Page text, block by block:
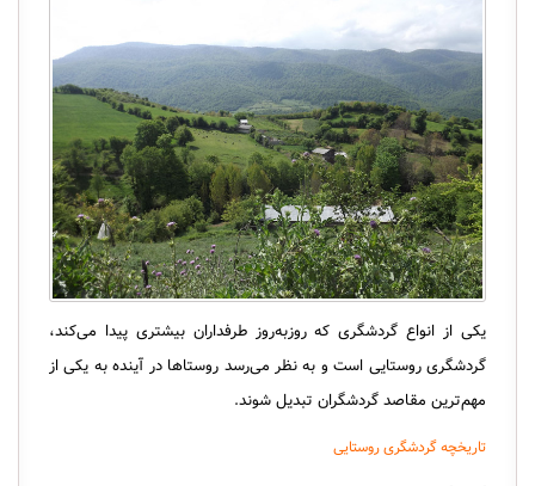
یکی از انواع گردشگری که روزبه‌روز طرفداران بیشتری پیدا می‌کند،
گردشگری روستایی است و به نظر می‌رسد روستاها در آینده به یکی از
مهم‌ترین مقاصد گردشگران تبدیل شوند.
تاریخچه گردشگری روستایی